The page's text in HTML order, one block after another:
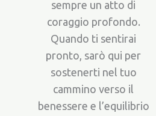
sempre un atto di
coraggio profondo.
Quando ti sentirai
pronto, sarò qui per
sostenerti nel tuo
cammino verso il
benessere e l’equilibrio